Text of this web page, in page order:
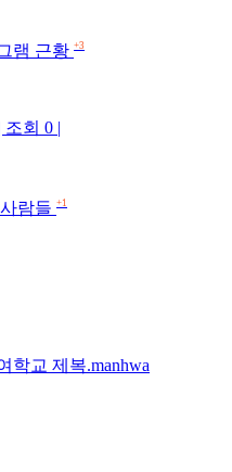
램 근황 +3
조회 0 |
람들 +1
학교 제복.manhwa